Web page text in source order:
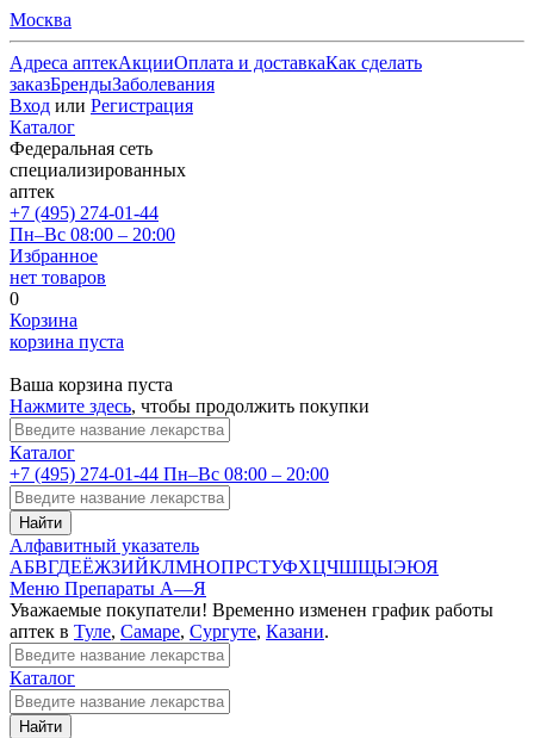
Москва
Адреса аптекАкцииОплата и доставкаКак сделать
заказБрендыЗаболевания
Вход или Регистрация
Каталог
Федеральная сеть
специализированных
аптек
+7 (495) 274-01-44
Пн–Вс 08:00 – 20:00
Избранное
нет товаров
0
Корзина
корзина пуста
Ваша корзина пуста
Нажмите здесь, чтобы продолжить покупки
Каталог
+7 (495) 274-01-44 Пн–Вс 08:00 – 20:00
Найти
Алфавитный указатель
АБВГДЕЁЖЗИЙКЛМНОПРСТУФХЦЧШЩЫЭЮЯ
Меню Препараты А—Я
Уважаемые покупатели! Временно изменен график работы
аптек в Туле, Самаре, Сургуте, Казани.
Каталог
Найти